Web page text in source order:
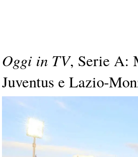
Oggi in TV, Serie A:
Juventus e Lazio-